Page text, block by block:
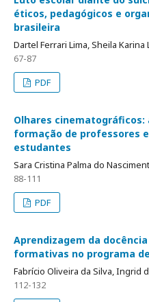
éticos, pedagógicos e
brasileira
Dartel Ferrari Lima, Sheila Karina
67-87
PDF
Olhares cinematográficos:
formação de professores
estudantes
Sara Cristina Palma do
88-111
PDF
Aprendizagem da
formativas no programa
Fabrício Oliveira da Silva, Ingrid
112-132